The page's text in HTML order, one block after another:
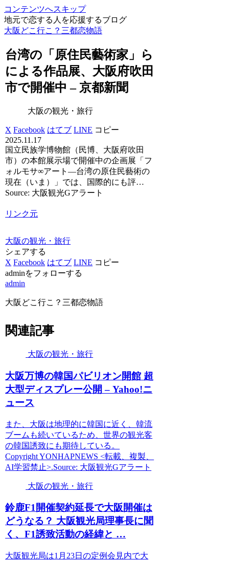
コンテンツへスキップ
地元で恋する人を応援するブログ
大阪どこ行こ？三都恋物語
台湾の「原住民藝術家」ら
による作品展、 大阪府吹田
市で開催中 – 京都新聞
大阪の観光・旅行
X Facebook はてブ LINE コピー
2025.11.17
国立民族学博物館（民博、大阪府吹田
市）の本館展示場で開催中の企画展「フ
ォルモサ∞アート―台湾の原住民藝術の
現在（いま）」では、国際的にも評…
Source: 大阪観光Gアラート
リンク元
大阪の観光・旅行
シェアする
X Facebook はてブ LINE コピー
adminをフォローする
admin
大阪どこ行こ？三都恋物語
関連記事
大阪の観光・旅行
大阪万博の韓国パビリオン開館 超
大型ディスプレー公開 – Yahoo!ニ
ュース
また、大阪は地理的に韓国に近く、韓流
ブームも続いているため、世界の観光客
の韓国誘致にも期待している。
Copyright YONHAPNEWS <転載、複製、
AI学習禁止>.Source: 大阪観光Gアラート
大阪の観光・旅行
鈴鹿F1開催契約延長で大阪開催は
どうなる？ 大阪観光局理事長に聞
く、F1誘致活動の経緯と …
大阪観光局は1月23日の定例会見内で大